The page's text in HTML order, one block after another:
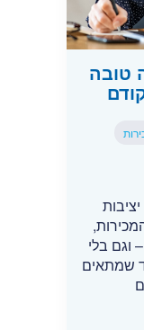
טובה
וגם בלי
שמתאים